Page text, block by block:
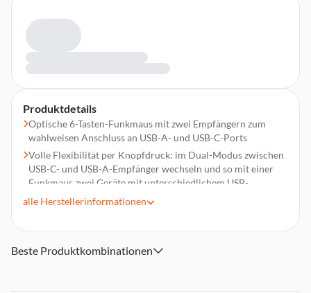
Produktdetails
Optische 6-Tasten-Funkmaus mit zwei Empfängern zum
wahlweisen Anschluss an USB-A- und USB-C-Ports
Volle Flexibilität per Knopfdruck: im Dual-Modus zwischen
USB-C- und USB-A-Empfänger wechseln und so mit einer
Funkmaus zwei Geräte mit unterschiedlichem USB-
Anschluss steuern
Flüsterleise Tasten ermöglichen störungsfreies und
entspanntes Arbeiten
alle Herstellerinformationen
Beste Produktkombinationen